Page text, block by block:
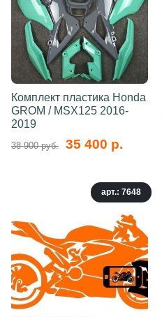
Комплект пластика Honda
GROM / MSX125 2016-
2019
38 900 руб. 35 400 р.
арт.: 7648